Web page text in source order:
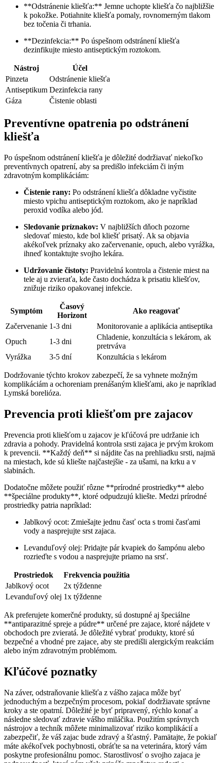
**Odstránenie‌ kliešťa:** Jemne uchopte kliešťa čo najbližšie
k⁤ pokožke. Potiahnite kliešťa pomaly, ⁢rovnomerným ⁢tlakom
bez​ točenia či‌ trhania.
**Dezinfekcia:** Po ⁢úspešnom odstránení​ kliešťa
dezinfikujte miesto antiseptickým roztokom.
Nástroj
Účel
Pinzeta
Odstránenie kliešťa
Antiseptikum Dezinfekcia rany
Gáza
Čistenie oblasti
Preventívne opatrenia po odstránení
kliešťa
Po úspešnom odstránení kliešťa⁢ je dôležité dodržiavať niekoľko
preventívnych ⁣opatrení, aby sa predišlo infekciám ‍či iným
zdravotným komplikáciám:
Čistenie rany: Po odstránení⁣ kliešťa dôkladne vyčistite
miesto vpichu antiseptickým roztokom, ako je napríklad
peroxid ​vodíka alebo jód.
Sledovanie ⁤príznakov: V najbližších dňoch ‌pozorne
sledovať miesto, kde ‍bol kliešť prisatý.​ Ak sa objavia
akékoľvek ‍príznaky ako začervenanie, opuch, alebo vyrážka,⁣
ihneď kontaktujte svojho lekára.
Udržovanie čistoty: Pravidelná kontrola ⁢a čistenie miest na
tele aj u⁣ zvieraťa, kde často dochádza k prisatiu⁣ kliešťov,
⁢znižuje riziko opakovanej infekcie.
Symptóm
Časový
Horizont
Ako⁣ reagovať
Začervenanie 1-3 dni
Monitorovanie a aplikácia antiseptika
Opuch
1-3 ​dni
Chladenie, konzultácia s lekárom, ak
pretrváva
Vyrážka
3-5 dní Konzultácia s lekárom
Dodržovanie týchto​ krokov zabezpečí, že sa⁢ vyhnete možným
komplikáciám a ochoreniam prenášaným kliešťami, ako je napríklad‌
Lymská ⁤borelióza.
Prevencia ⁤proti kliešťom pre zajacov
Prevencia proti kliešťom u zajacov je kľúčová⁢ pre udržanie ich
zdravia ⁣a pohody. ‍Pravidelná kontrola⁢ srsti zajaca je prvým krokom
k prevencii. **Každý deň** si ⁤nájdite čas na prehliadku ⁤srsti, najmä
na miestach, kde sú kliešte najčastejšie ⁢- za ⁣ušami,‌ na krku a v
slabinách.
Dodatočne​ môžete ‌použiť ⁤rôzne **prírodné⁣ prostriedky** alebo​
**špeciálne produkty**, ktoré odpudzujú kliešte. Medzi prírodné​
prostriedky patria ⁤napríklad:
Jablkový‌ ocot: Zmiešajte jednu ⁤časť​ octa s tromi časťami
vody⁣ a ⁣nasprejujte ‍srst zajaca.
Levanduľový olej: Pridajte pár kvapiek do ​šampónu alebo
rozrieďte ⁢s vodou​ a nasprejujte priamo na srsť.
Prostriedok
Frekvencia použitia
Jablkový ocot
2x týždenne
Levanduľový olej 1x ⁢týždenne
Ak preferujete komerčné produkty, sú dostupné aj špeciálne
**antiparazitné spreje a ⁤púdre** určené pre zajace, ktoré nájdete v
obchodoch pre zvieratá. Je ‍dôležité⁢ vybrať produkty, ​ktoré ‌sú
bezpečné a⁤ vhodné pre zajace, aby ste predišli alergickým⁢ reakciám
alebo iným zdravotným ⁤problémom.
Kľúčové poznatky
Na záver, odstraňovanie ⁢kliešťa ​z vášho zajaca⁣ môže byť
jednoduchým ​a⁢ bezpečným procesom, pokiaľ dodržiavate správne
kroky​ a ste opatrní.‍ Dôležité je byť pripravený, ⁣rýchlo ‍konať ⁤a
následne sledovať zdravie vášho miláčika. Použitím správnych
nástrojov ‌a techník môžete ⁢minimalizovať‌ riziko komplikácií a
⁤zabezpečiť,⁢ že váš zajac bude zdravý a ⁣šťastný. Pamätajte, ‌že pokiaľ
máte akékoľvek pochybnosti, obráťte sa‍ na veterinára, ktorý vám
⁤poskytne ⁢profesionálnu pomoc. Starostlivosť o svojho zajaca je